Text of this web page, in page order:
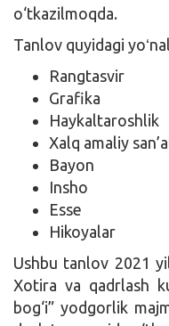
o‘tkazilmoqda.
Tanlov quyidagi
Rangtasvir
Grafika
Haykaltaroshlik
Xalq amaliy
Bayon
Insho
Esse
Hikoyalar
Ushbu tanlov 2021
Xotira va qadrlash
bog‘i” yodgorlik